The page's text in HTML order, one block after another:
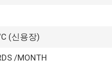
(신용장)
/MONTH